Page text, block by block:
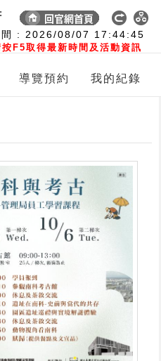
: 2026/08/07 17:44:47
F5取得最新時間及活動資訊
導覽預約 我的紀錄